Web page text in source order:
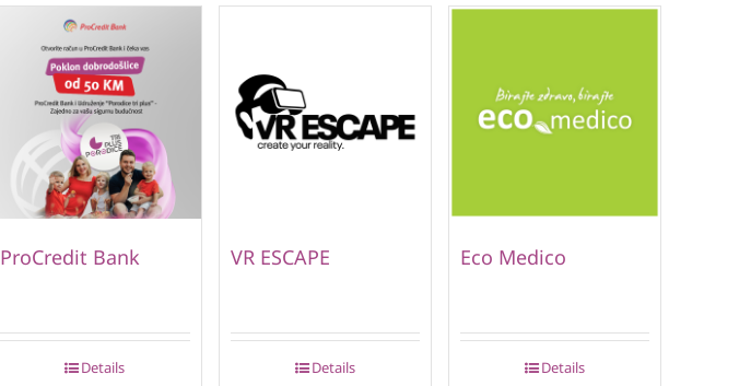
ProCredit Bank
Details
VR ESCAPE
Details
Eco Medico
Details